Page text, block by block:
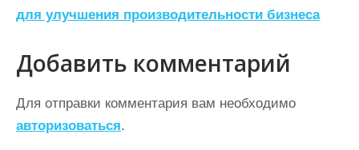
и
г
а
ц
и
для улучшения производительности бизнеса
Добавить комментарий
Для отправки комментария вам необходимо
авторизоваться.